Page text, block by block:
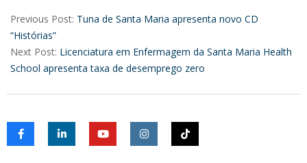
06-
27
Previous Post: Tuna de Santa Maria apresenta novo CD
“Histórias”
Next Post: Licenciatura em Enfermagem da Santa Maria Health
School apresenta taxa de desemprego zero